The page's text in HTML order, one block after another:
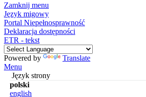
Zamknij menu
Język migowy
Portal Niepełnosprawność
Deklaracja dostępności
ETR - tekst
Powered by
Translate
Menu
Język strony
polski
english